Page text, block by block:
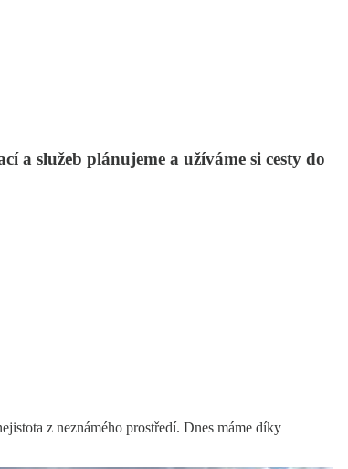
a služeb plánujeme a užíváme si cesty do
z neznámého prostředí. Dnes máme díky